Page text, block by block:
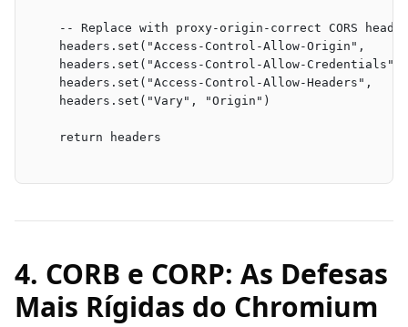
-- Replace with proxy-origin-correct CORS
headers.set("Access-Control-Allow-Origin",
headers.set("Access-Control-Allow-Credentials",
headers.set("Access-Control-Allow-Headers",
    headers.set("Vary", "Origin")
    return headers
4. CORB e CORP: As Defesas
Mais Rígidas do Chromium